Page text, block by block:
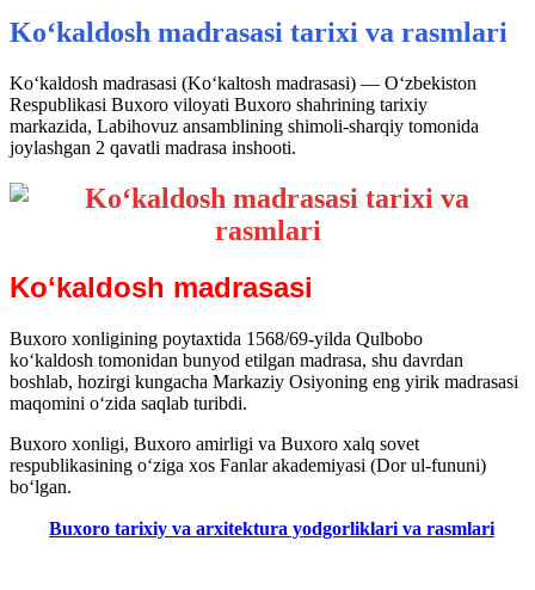
Koʻkaldosh madrasasi tarixi va rasmlari
Koʻkaldosh madrasasi (Koʻkaltosh madrasasi) — Oʻzbekiston
Respublikasi Buxoro viloyati Buxoro shahrining tarixiy
markazida, Labihovuz ansamblining shimoli-sharqiy tomonida
joylashgan 2 qavatli madrasa inshooti.
Koʻkaldosh madrasasi
Buxoro xonligining poytaxtida 1568/69-yilda Qulbobo
koʻkaldosh tomonidan bunyod etilgan madrasa, shu davrdan
boshlab, hozirgi kungacha Markaziy Osiyoning eng yirik madrasasi
maqomini oʻzida saqlab turibdi.
Buxoro xonligi, Buxoro amirligi va Buxoro xalq sovet
respublikasining oʻziga xos Fanlar akademiyasi (Dor ul-fununi)
boʻlgan.
Buxoro tarixiy va arxitektura yodgorliklari va rasmlari